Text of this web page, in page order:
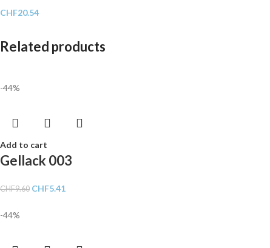
CHF20.54
Related products
-44%
Add to cart
Gellack 003
CHF9.60 CHF5.41
-44%